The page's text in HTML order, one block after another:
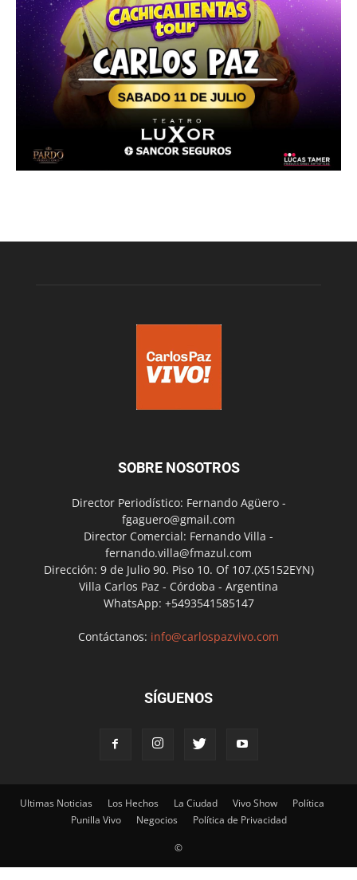
SOBRE NOSOTROS
Director Periodístico: Fernando Agüero -
fgaguero@gmail.com
Director Comercial: Fernando Villa -
fernando.villa@fmazul.com
Dirección: 9 de Julio 90. Piso 10. Of 107.(X5152EYN)
Villa Carlos Paz - Córdoba - Argentina
WhatsApp: +5493541585147
Contáctanos: info@carlospazvivo.com
SÍGUENOS
Ultimas Noticias Los Hechos La Ciudad Vivo Show
Política
Punilla Vivo
Negocios Política de Privacidad
©